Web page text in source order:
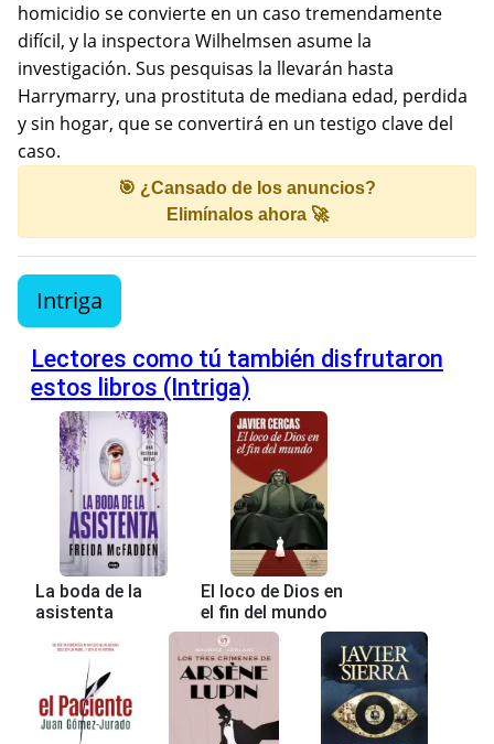
homicidio se convierte en un caso tremendamente
difícil, y la inspectora Wilhelmsen asume la
investigación. Sus pesquisas la llevarán hasta
Harrymarry, una prostituta de mediana edad, perdida
y sin hogar, que se convertirá en un testigo clave del
caso.
🎯 ¿Cansado de los anuncios?
Elimínalos ahora 🚀
Intriga
Lectores como tú también disfrutaron
estos libros (Intriga)
La boda de la
asistenta
El loco de Dios en
el fin del mundo